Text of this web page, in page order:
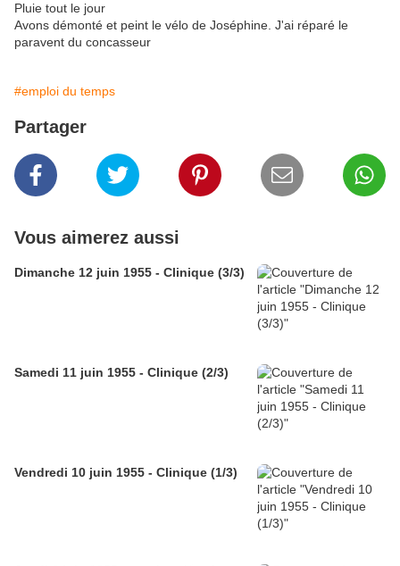
Pluie tout le jour
Avons démonté et peint le vélo de Joséphine. J'ai réparé le
paravent du concasseur
#emploi du temps
Partager
Vous aimerez aussi
Dimanche 12 juin 1955 - Clinique (3/3)
Samedi 11 juin 1955 - Clinique (2/3)
Vendredi 10 juin 1955 - Clinique (1/3)